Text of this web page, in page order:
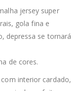
jersey super
gola fina e
depressa se tornará
de cores.
com interior cardado,